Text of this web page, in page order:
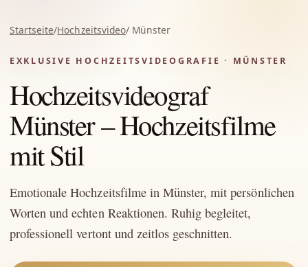
Startseite/Hochzeitsvideo/ Münster
EXKLUSIVE HOCHZEITSVIDEOGRAFIE · MÜNSTER
Hochzeitsvideograf
Münster – Hochzeitsfilme
mit Stil
Emotionale Hochzeitsfilme in Münster, mit persönlichen
Worten und echten Reaktionen. Ruhig begleitet,
professionell vertont und zeitlos geschnitten.